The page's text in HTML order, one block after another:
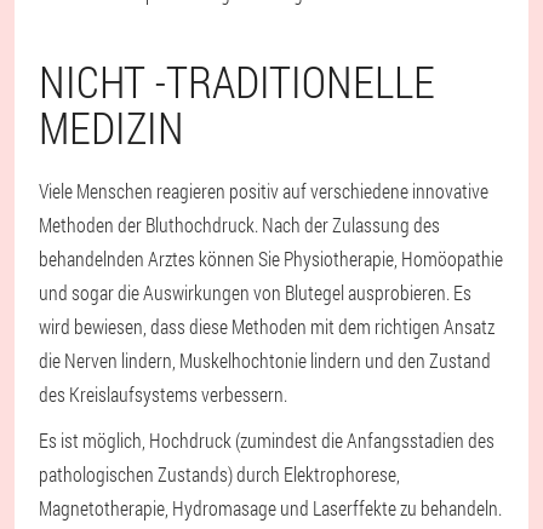
NICHT -TRADITIONELLE
MEDIZIN
Viele Menschen reagieren positiv auf verschiedene innovative
Methoden der Bluthochdruck. Nach der Zulassung des
behandelnden Arztes können Sie Physiotherapie, Homöopathie
und sogar die Auswirkungen von Blutegel ausprobieren. Es
wird bewiesen, dass diese Methoden mit dem richtigen Ansatz
die Nerven lindern, Muskelhochtonie lindern und den Zustand
des Kreislaufsystems verbessern.
Es ist möglich, Hochdruck (zumindest die Anfangsstadien des
pathologischen Zustands) durch Elektrophorese,
Magnetotherapie, Hydromasage und Laserffekte zu behandeln.